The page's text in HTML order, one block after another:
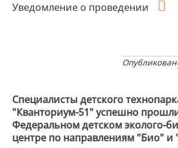
Уведомление о проведении
Специалисты детского
"Кванториум-51" успешно
Федеральном детском эколого-
центре по направлениям "Био"